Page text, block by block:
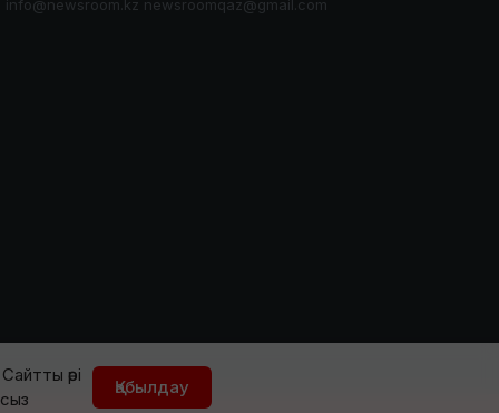
әрі
Қабылдау
info@newsroom.kz newsroomqaz@gmail.com